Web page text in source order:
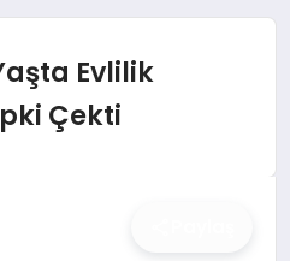
Evlilik
Çekti